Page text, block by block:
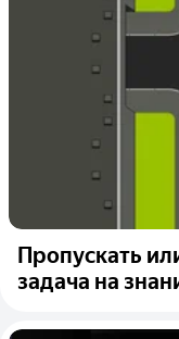
Пропускать
задача на